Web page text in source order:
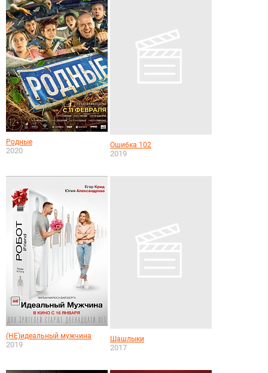
Родные
2020
Ошибка 102
2019
(НЕ)идеальный мужчина
2019
Шашлыки
2017